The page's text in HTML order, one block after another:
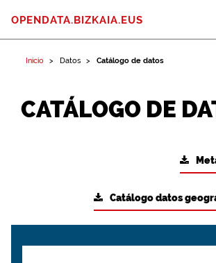
OPENDATA.BIZKAIA.EUS
Inicio Datos Catálogo de datos
CATÁLOGO DE
Catálogo datos